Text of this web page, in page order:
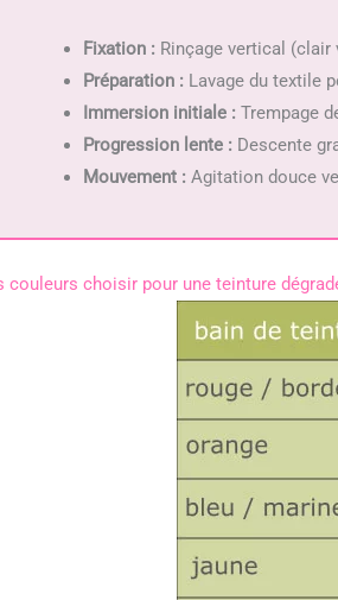
Fixation : Rinçage vertical (clair
Préparation : Lavage du textile
Immersion initiale : Trempage
Progression lente : Descente
Mouvement : Agitation douce
couleurs choisir pour une teinture